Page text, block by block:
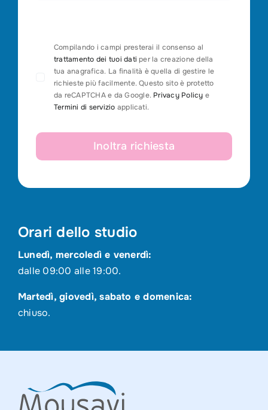
Orari dello studio
Lunedì, mercoledì e venerdì:
dalle 09:00 alle 19:00.
Martedì, giovedì, sabato e domenica:
chiuso.
Compilando i campi presterai il consenso al
trattamento dei tuoi dati per la creazione della
tua anagrafica. La finalità è quella di gestire le
richieste più facilmente. Questo sito è protetto
da reCAPTCHA e da Google. Privacy Policy e
Termini di servizio applicati.
Inoltra richiesta